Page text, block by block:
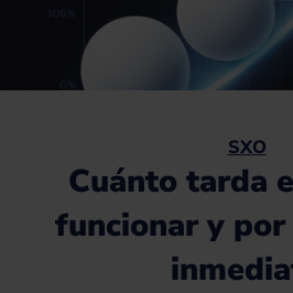
SXO
Cuánto tarda
funcionar y por